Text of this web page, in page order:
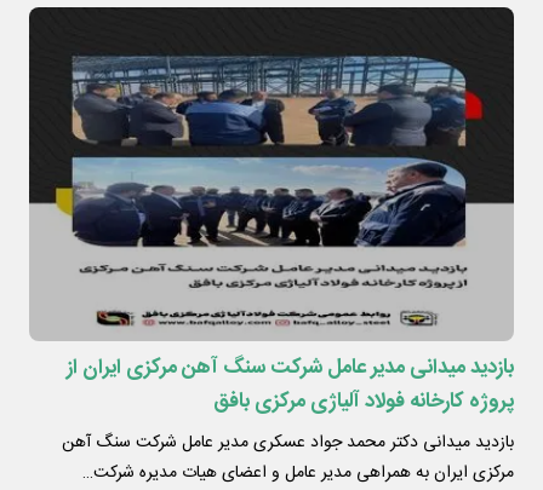
بازدید میدانی مدیر عامل شرکت سنگ آهن مرکزی ایران از
پروژه کارخانه فولاد آلیاژی مرکزی بافق
بازدید میدانی دکتر محمد جواد عسکری مدیر عامل شرکت سنگ آهن
مرکزی ایران به همراهی مدیر عامل و اعضای هیات مدیره شرکت…